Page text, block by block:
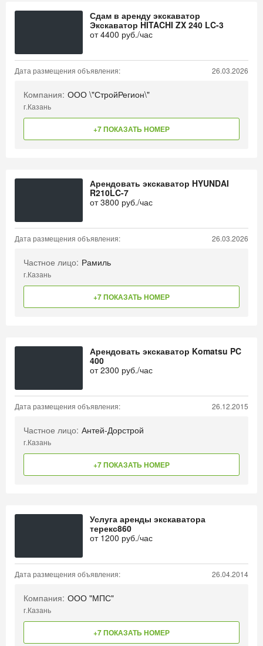
Сдам в аренду экскаватор
Экскаватор HITACHI ZX 240 LC-3
от4400 руб./час
Дата размещения объявления: 26.03.2026
Компания: ООО \"СтройРегион\"
г.Казань
+7 ПОКАЗАТЬ НОМЕР
Арендовать экскаватор HYUNDAI
R210LC-7
от3800 руб./час
Дата размещения объявления: 26.03.2026
Частное лицо: Рамиль
г.Казань
+7 ПОКАЗАТЬ НОМЕР
Арендовать экскаватор Komatsu PC
400
от2300 руб./час
Дата размещения объявления: 26.12.2015
Частное лицо: Антей-Дорстрой
г.Казань
+7 ПОКАЗАТЬ НОМЕР
Услуга аренды экскаватора
терекс860
от 1200 руб./час
Дата размещения объявления: 26.04.2014
Компания: ООО "МПС"
г.Казань
+7 ПОКАЗАТЬ НОМЕР